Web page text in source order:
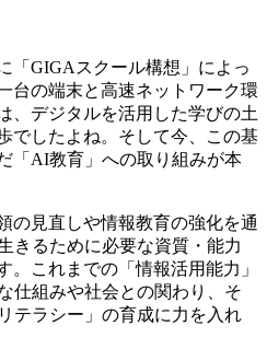
「GIGAスクール構想」によっ
台の端末と高速ネットワーク環
、デジタルを活用した学びの土
でしたよね。そして今、この基
「AI教育」への取り組みが本
の見直しや情報教育の強化を通
きるために必要な資質・能力
。これまでの「情報活用能力」
仕組みや社会との関わり、そ
テラシー」の育成に力を入れ